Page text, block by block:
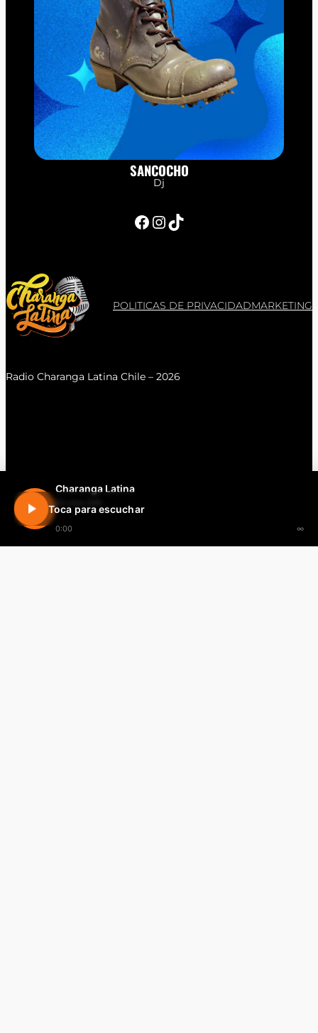
Charanga Latina
En vivo 24h
0:00 ∞
Toca para escuchar
SANCOCHO
Dj
Facebook InstagramTikTok
POLITICAS DE PRIVACIDADMARKETING
Radio Charanga Latina Chile – 2026